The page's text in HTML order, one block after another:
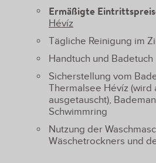
Ermäßigte
Hévíz
Tägliche Reinigung im
Handtuch und Badetuch
Sicherstellung vom
Thermalsee Hévíz (wird
ausgetauscht),
Schwimmring
Nutzung der
Wäschetrockners und